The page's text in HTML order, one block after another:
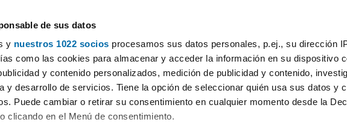
de sus datos
y nuestros 1022 socios procesamos sus datos personales, p.ej., su dirección
como las cookies para almacenar y acceder la información en su dispositivo
y contenido personalizados, medición de publicidad y contenido,
y desarrollo de servicios. Tiene la opción de seleccionar quién usa sus datos y
Puede cambiar o retirar su consentimiento en cualquier momento desde la
clicando en el Menú de consentimiento.
Habitaciones Más filtros - 1
Villanueva del Rosario